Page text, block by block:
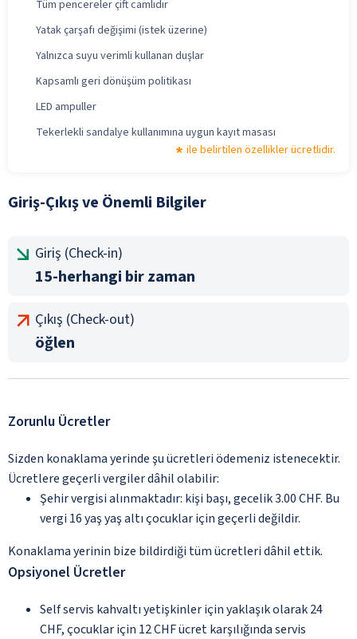
Tüm pencereler çift camlıdır
Yatak çarşafı değişimi (istek üzerine)
Yalnızca suyu verimli kullanan duşlar
Kapsamlı geri dönüşüm politikası
LED ampuller
Tekerlekli sandalye kullanımına uygun kayıt masası
ile belirtilen özellikler ücretlidir.
Giriş-Çıkış ve Önemli Bilgiler
Giriş (Check-in)
15-herhangi bir zaman
Çıkış (Check-out)
öğlen
Zorunlu Ücretler
Sizden konaklama yerinde şu ücretleri ödemeniz istenecektir.
Ücretlere geçerli vergiler dâhil olabilir:
Şehir vergisi alınmaktadır: kişi başı, gecelik 3.00 CHF. Bu
vergi 16 yaş yaş altı çocuklar için geçerli değildir.
Konaklama yerinin bize bildirdiği tüm ücretleri dâhil ettik.
Opsiyonel Ücretler
Self servis kahvaltı yetişkinler için yaklaşık olarak 24
CHF, çocuklar için 12 CHF ücret karşılığında servis